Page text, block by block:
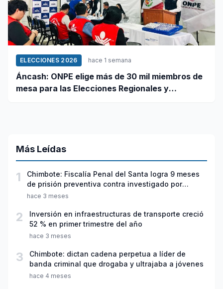
ELECCIONES 2026 hace 1 semana
Áncash: ONPE elige más de 30 mil miembros de
mesa para las Elecciones Regionales y
Más Leídas
1
Chimbote: Fiscalía Penal del Santa logra 9 meses
de prisión preventiva contra investigado por
violación sexual y tentativa de feminicidio
hace 3 meses
2
Inversión en infraestructuras de transporte creció
52 % en primer trimestre del año
hace 3 meses
3
Chimbote: dictan cadena perpetua a líder de
banda criminal que drogaba y ultrajaba a jóvenes
hace 4 meses